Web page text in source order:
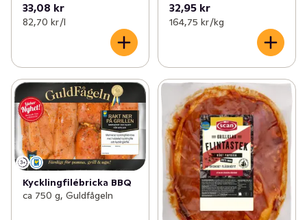
✓ Dags att fylla på solskydd
✓ Glass- och dessertnyheter (44)
✓ Nyheter inom träning & hälsa (6)
✓ Nyheter i frysen (38)
✓ Nyheter till badrumsskåpet (40)
✓ Nytt inom fisk- och skaldjur (41)
33,08 kr
82,70 kr /l
32,95 kr
164,75 kr /kg
Kycklingfilébricka BBQ
ca 750 g, Guldfågeln